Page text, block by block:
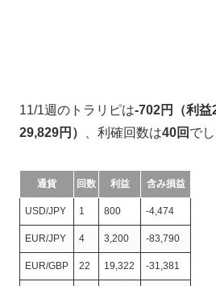
11/1週のトラリピは-702円（利益
29,829円）
、利確回数は40回 でし
通貨 回数 利益 含み損益
USD/JPY 1 800 -4,474
EUR/JPY 4 3,200 -83,790
EUR/GBP 22 19,322 -31,381